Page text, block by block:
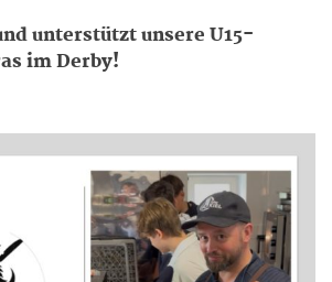
unterstützt unsere U15-
im Derby!